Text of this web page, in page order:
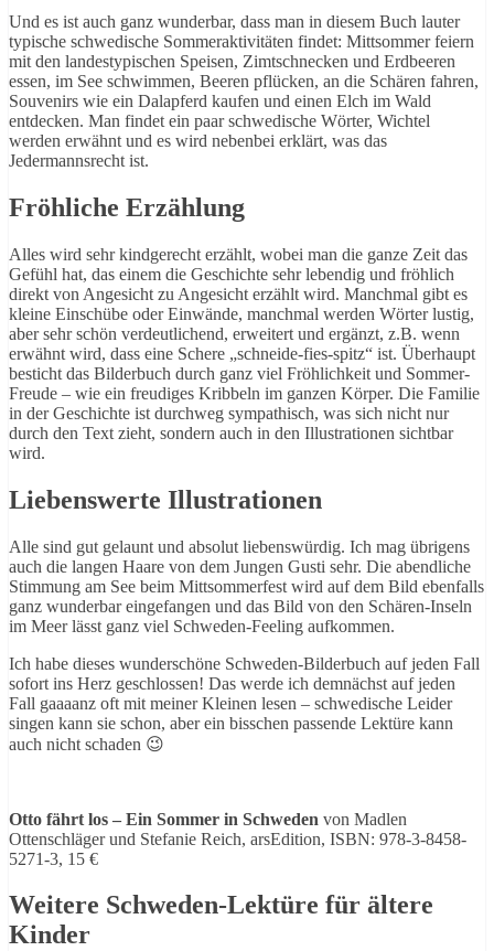
Und es ist auch ganz wunderbar, dass man in diesem Buch lauter
typische schwedische Sommeraktivitäten findet: Mittsommer feiern
mit den landestypischen Speisen, Zimtschnecken und Erdbeeren
essen, im See schwimmen, Beeren pflücken, an die Schären fahren,
Souvenirs wie ein Dalapferd kaufen und einen Elch im Wald
entdecken. Man findet ein paar schwedische Wörter, Wichtel
werden erwähnt und es wird nebenbei erklärt, was das
Jedermannsrecht ist.
Fröhliche Erzählung
Alles wird sehr kindgerecht erzählt, wobei man die ganze Zeit das
Gefühl hat, das einem die Geschichte sehr lebendig und fröhlich
direkt von Angesicht zu Angesicht erzählt wird. Manchmal gibt es
kleine Einschübe oder Einwände, manchmal werden Wörter lustig,
aber sehr schön verdeutlichend, erweitert und ergänzt, z.B. wenn
erwähnt wird, dass eine Schere „schneide-fies-spitz“ ist. Überhaupt
besticht das Bilderbuch durch ganz viel Fröhlichkeit und Sommer-
Freude – wie ein freudiges Kribbeln im ganzen Körper. Die Familie
in der Geschichte ist durchweg sympathisch, was sich nicht nur
durch den Text zieht, sondern auch in den Illustrationen sichtbar
wird.
Liebenswerte Illustrationen
Alle sind gut gelaunt und absolut liebenswürdig. Ich mag übrigens
auch die langen Haare von dem Jungen Gusti sehr. Die abendliche
Stimmung am See beim Mittsommerfest wird auf dem Bild ebenfalls
ganz wunderbar eingefangen und das Bild von den Schären-Inseln
im Meer lässt ganz viel Schweden-Feeling aufkommen.
Ich habe dieses wunderschöne Schweden-Bilderbuch auf jeden Fall
sofort ins Herz geschlossen! Das werde ich demnächst auf jeden
Fall gaaaanz oft mit meiner Kleinen lesen – schwedische Leider
singen kann sie schon, aber ein bisschen passende Lektüre kann
auch nicht schaden 😉
Otto fährt los – Ein Sommer in Schweden von Madlen
Ottenschläger und Stefanie Reich, arsEdition, ISBN: 978-3-8458-
5271-3, 15 €
Weitere Schweden-Lektüre für ältere
Kinder